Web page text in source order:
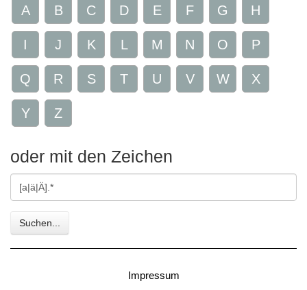
A B C D E F G H
I J K L M N O P
Q R S T U V W X
Y Z
oder mit den Zeichen
Gesuchte
Zeichen
Suchen...
Impressum